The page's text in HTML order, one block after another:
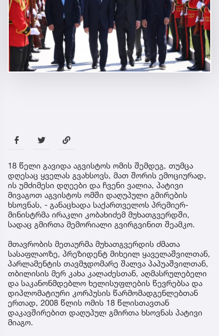
18 წელი გავიდა აგვისტოს ომის შემდეგ, თუმცა
დღესაც ყველას გვახსოვს, მათ შორის ემოციურად,
ის უმძიმესი დღეები და ჩვენი ვალია, პატივი
მივაგოთ აგვისტოს ომში დაღუპული გმირების
ხსოვნას, - განაცხადა საქართველოს პრემიერ-
მინისტრმა ირაკლი კობახიძემ მუხათგვერდში,
სადაც გმირთა მემორიალი გვირგვინით შეამკო.
მთავრობის მეთაურმა მუხათგვერდის ძმათა
სასაფლაოზე, პრეზიდენტ მიხეილ ყაველაშვილთან,
პარლამენტის თავმჯდომარე შალვა პაპუაშვილთან,
თბილისის მერ კახა კალაძესთან, აღმასრულებელი
და საკანონმდებლო ხელისუფლების წევრებსა და
დიპლომატიური კორპუსის წარმომადგენლებთან
ერთად, 2008 წლის ომის 18 წლისთავთან
დაკავშირებით დაღუპულ გმირთა ხსოვნას პატივი
მიაგო.